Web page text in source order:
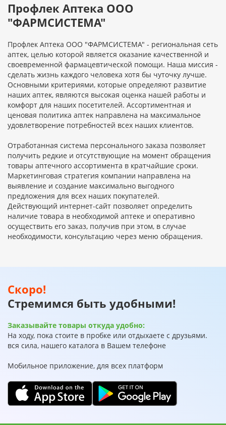
Профлек Аптека ООО
"ФАРМСИСТЕМА"
Профлек Аптека ООО "ФАРМСИСТЕМА" - региональная сеть
аптек, целью которой является оказание качественной и
своевременной фармацевтической помощи. Наша миссия -
сделать жизнь каждого человека хотя бы чуточку лучше.
Основными критериями, которые определяют развитие
наших аптек, являются высокая оценка нашей работы и
комфорт для наших посетителей. Ассортиментная и
ценовая политика аптек направлена на максимальное
удовлетворение потребностей всех наших клиентов.
Отработанная система персонального заказа позволяет
получить редкие и отсутствующие на момент обращения
товары аптечного ассортимента в кратчайшие сроки.
Маркетинговая стратегия компании направлена на
выявление и создание максимально выгодного
предложения для всех наших покупателей.
Действующий интернет-сайт позволяет определить
наличие товара в необходимой аптеке и оперативно
осуществить его заказ, получив при этом, в случае
необходимости, консультацию через меню обращения.
Скоро!
Стремимся быть удобными!
Заказывайте товары откуда удобно:
На ходу, пока стоите в пробке или отдыхаете с друзьями.
вся сила, нашего каталога в Вашем телефоне
Мобильное приложение, для всех платформ